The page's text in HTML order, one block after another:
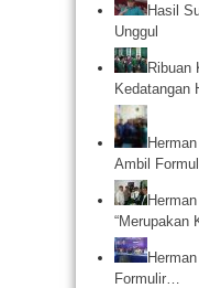
Hasil
Unggul
Ribuan
Kedatangan
Ambil
“Merupakan
Formulir…